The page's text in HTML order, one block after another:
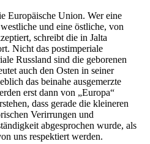
Europäische Union. Wer eine
und eine östliche, von
schreibt die in Jalta
Nicht das postimperiale
Russland sind die geborenen
auch den Osten in seiner
das beinahe ausgemerzte
erst dann von „Europa“
dass gerade die kleineren
Verirrungen und
abgesprochen wurde, als
uns respektiert werden.